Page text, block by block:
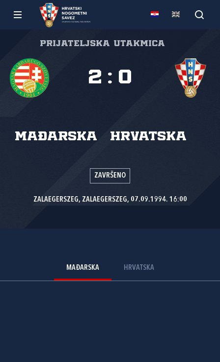
Prijateljska utakmica
Mađarska Hrvatska
2 : 0
ZAVRŠENO
ZALAEGERSZEG, ZALAEGERSZEG, 07.09.1994. 16:00
MAĐARSKA HRVATSKA